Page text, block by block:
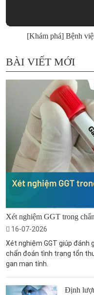
[Khám phá] Bệnh
BÀI VIẾT MỚI
Xét nghiệm GGT trong
16-07-2026
Xét nghiệm GGT giúp
chẩn đoán tình trạng tổn
gan mạn tính.
Định